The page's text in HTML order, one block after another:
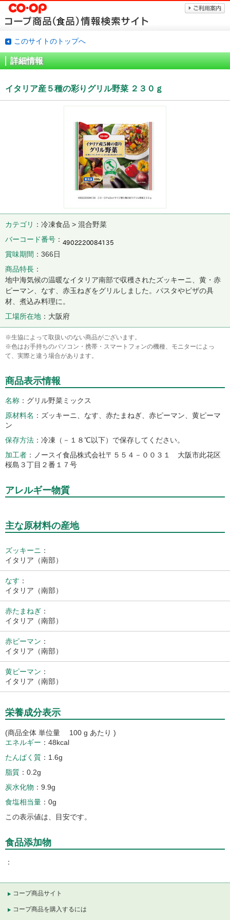
このサイトのトップへ
詳細情報
イタリア産５種の彩りグリル野菜 ２３０ｇ
カテゴリ
冷凍食品 > 混合野菜
バーコード番号
賞味期間
366日
商品特長
地中海気候の温暖なイタリア南部で収穫されたズッキーニ、黄・赤
ピーマン、なす、赤玉ねぎをグリルしました。パスタやピザの具
材、煮込み料理に。
工場所在地
大阪府
※生協によって取扱いのない商品がございます。
※色はお手持ちのパソコン・携帯・スマートフォンの機種、モニターによっ
て、実際と違う場合があります。
商品表示情報
名称
グリル野菜ミックス
原材料名
ズッキーニ、なす、赤たまねぎ、赤ピーマン、黄ピーマ
ン
保存方法
冷凍（－１８℃以下）で保存してください。
加工者
ノースイ食品株式会社〒５５４－００３１ 大阪市此花区
桜島３丁目２番１７号
アレルギー物質
主な原材料の産地
ズッキーニ ：
イタリア（南部）
なす ：
イタリア（南部）
赤たまねぎ ：
イタリア（南部）
赤ピーマン ：
イタリア（南部）
黄ピーマン ：
イタリア（南部）
栄養成分表示
(商品全体 単位量 100 g あたり )
エネルギー
48kcal
たんぱく質
1.6g
脂質
0.2g
炭水化物
9.9g
食塩相当量
0g
この表示値は、目安です。
食品添加物
コープ商品サイト
コープ商品を購入するには